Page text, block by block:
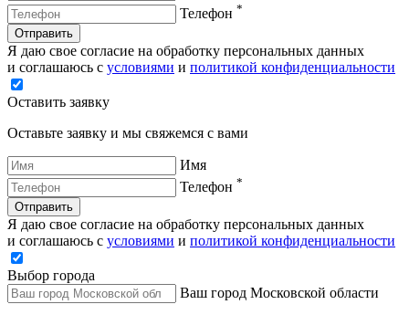
Телефон *
Отправить
Я даю свое согласие на обработку персональных данных
и соглашаюсь с условиями и политикой конфиденциальности
Оставить заявку
Оставьте заявку и мы свяжемся с вами
Имя
Телефон *
Отправить
Я даю свое согласие на обработку персональных данных
и соглашаюсь с условиями и политикой конфиденциальности
Выбор города
Ваш город Московской области